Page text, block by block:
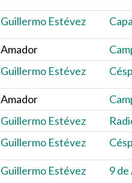
Guillermo Estévez
Amador
Guillermo Estévez
Amador
Guillermo Estévez
Guillermo Estévez
Guillermo Estévez 9 de